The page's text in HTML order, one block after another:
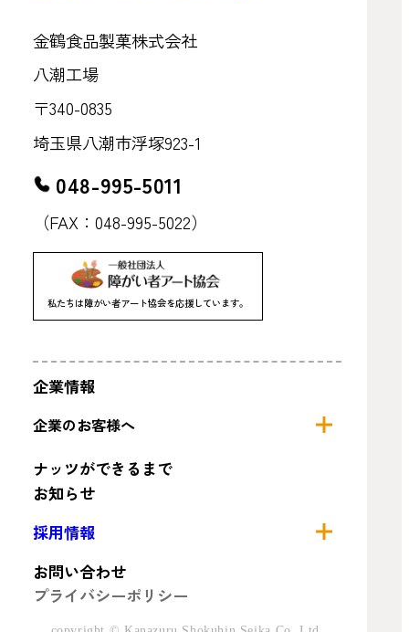
金鶴食品製菓株式会社
八潮工場
〒340-0835
埼玉県八潮市浮塚923-1
048-995-5011
（FAX：048-995-5022）
私たちは障がい者アート協会を応援しています。
企業情報
企業のお客様へ
OEM4つの姿勢
トータルサポート
ナッツができるまで
お知らせ
採用情報
代表メッセージ
教育、研修、社内イベント
お問い合わせ
プライバシーポリシー